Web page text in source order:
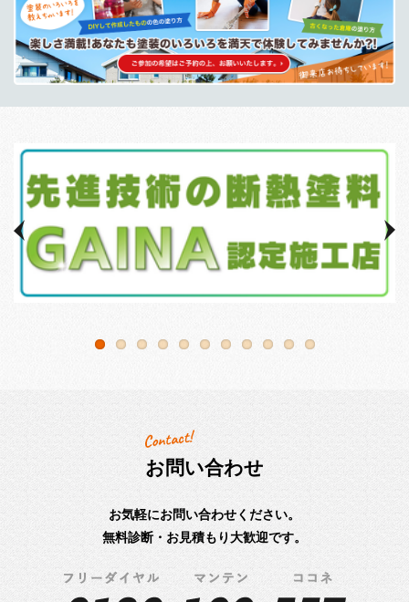
お問い合わせ
お気軽にお問い合わせください。
無料診断・お見積もり大歓迎です。